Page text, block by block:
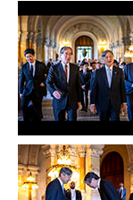
Charte des
Unies
Statut de la
Règlement de la
procédure
Autres textes